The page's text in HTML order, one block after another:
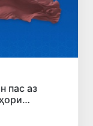
пас аз